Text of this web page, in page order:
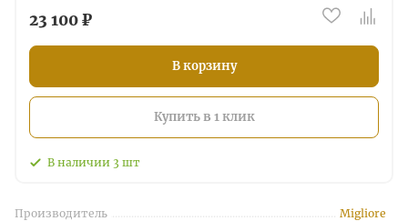
23 100 ₽
В корзину
Купить в 1 клик
В наличии 3 шт
Производитель Migliore